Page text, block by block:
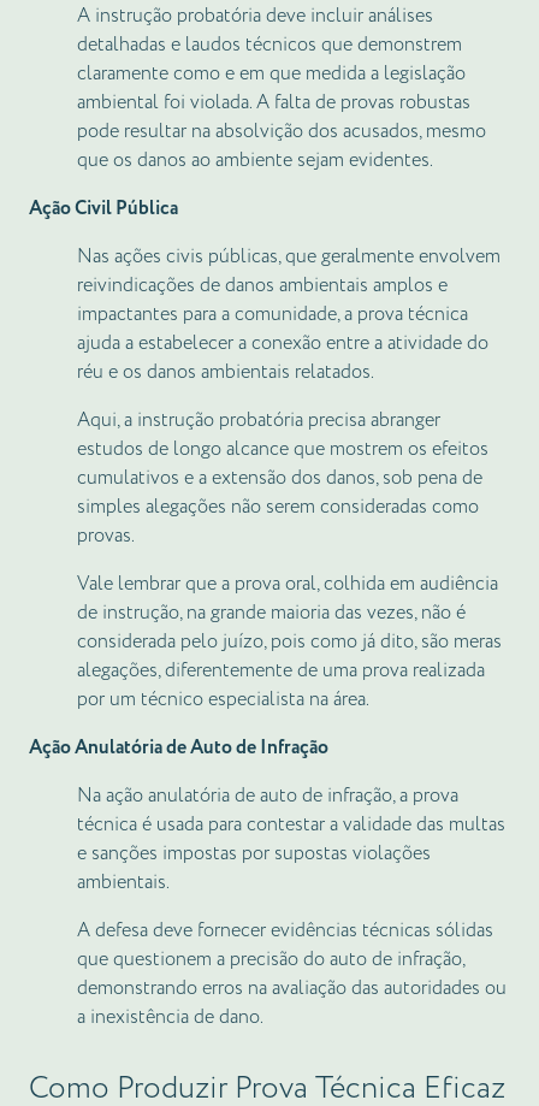
A instrução probatória deve incluir análises
detalhadas e laudos técnicos que demonstrem
claramente como e em que medida a legislação
ambiental foi violada. A falta de provas robustas
pode resultar na absolvição dos acusados, mesmo
que os danos ao ambiente sejam evidentes.
Ação Civil Pública
Nas ações civis públicas, que geralmente envolvem
reivindicações de danos ambientais amplos e
impactantes para a comunidade, a prova técnica
ajuda a estabelecer a conexão entre a atividade do
réu e os danos ambientais relatados.
Aqui, a instrução probatória precisa abranger
estudos de longo alcance que mostrem os efeitos
cumulativos e a extensão dos danos, sob pena de
simples alegações não serem consideradas como
provas.
Vale lembrar que a prova oral, colhida em audiência
de instrução, na grande maioria das vezes, não é
considerada pelo juízo, pois como já dito, são meras
alegações, diferentemente de uma prova realizada
por um técnico especialista na área.
Ação Anulatória de Auto de Infração
Na ação anulatória de auto de infração, a prova
técnica é usada para contestar a validade das multas
e sanções impostas por supostas violações
ambientais.
A defesa deve fornecer evidências técnicas sólidas
que questionem a precisão do auto de infração,
demonstrando erros na avaliação das autoridades ou
a inexistência de dano.
Como Produzir Prova Técnica Eficaz